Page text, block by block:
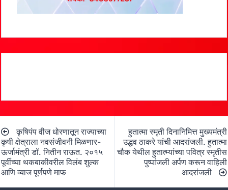
navigation
कृषिपंप वीज धोरणातून राज्याच्या
कृषी क्षेत्राला नवसंजीवनी मिळणार-
ऊर्जामंत्री डॉ. नितीन राऊत. २०१५
पूर्वीच्या थकबाकीवरील विलंब शुल्क
आणि व्याज पूर्णपणे माफ
हुतात्मा स्मृती दिनानिमित्त मुख्यमंत्री
उद्धव ठाकरे यांची आदरांजली. हुतात्मा
चौक येथील हुतात्म्यांच्या पवित्र स्मृतीस
पुष्पांजली अर्पण करून वाहिली
आदरांजली